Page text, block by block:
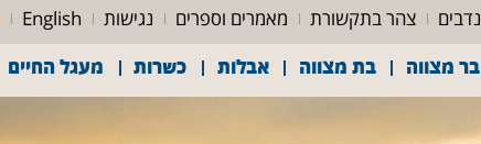
צהר בתקשורת מאמרים וספרים נגישות English
בר מצווה בת מצווה אבלות כשרות מעגל החיים